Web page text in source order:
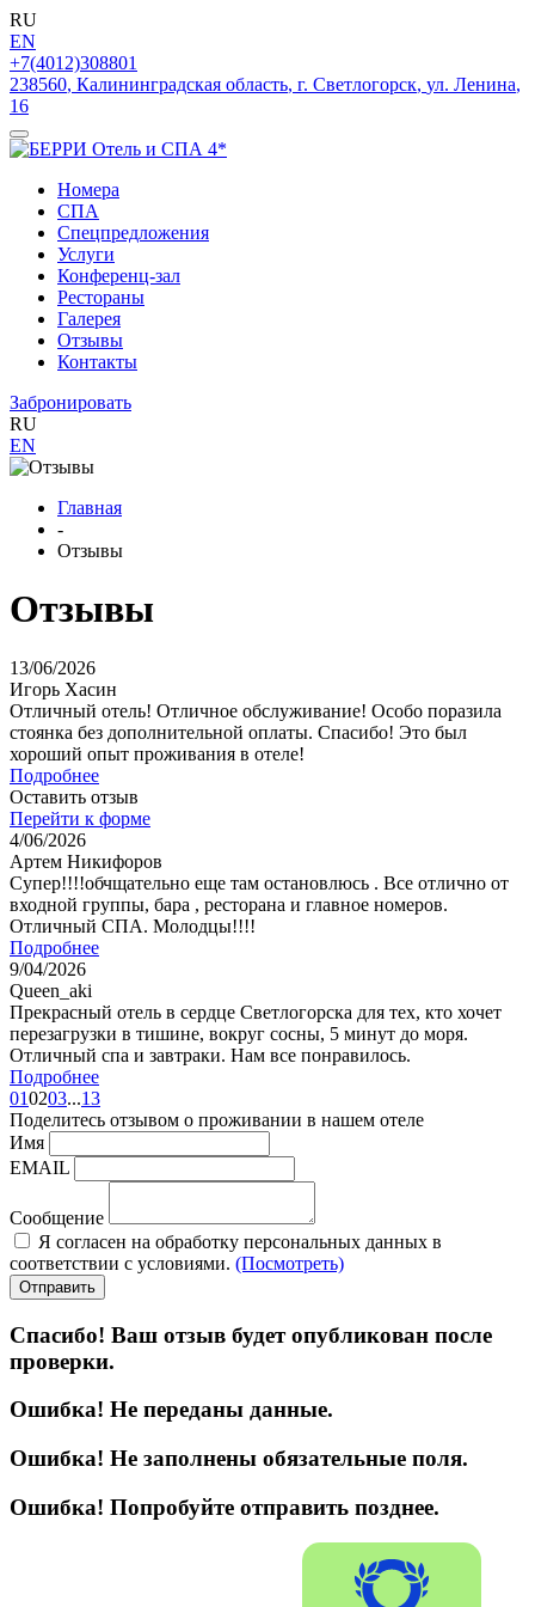
RU
EN
+7(4012)308801
238560, Калининградская область, г. Светлогорск, ул. Ленина,
16
Номера
СПА
Спецпредложения
Услуги
Конференц-зал
Рестораны
Галерея
Отзывы
Контакты
Забронировать
RU
EN
Главная
-
Отзывы
Отзывы
13/06/2026
Игорь Хасин
Отличный отель! Отличное обслуживание! Особо поразила
стоянка без дополнительной оплаты. Спасибо! Это был
хороший опыт проживания в отеле!
Подробнее
Оставить отзыв
Перейти к форме
4/06/2026
Артем Никифоров
Супер!!!!обчщательно еще там остановлюсь . Все отлично от
входной группы, бара , ресторана и главное номеров.
Отличный СПА. Молодцы!!!!
Подробнее
9/04/2026
Queen_aki
Прекрасный отель в сердце Светлогорска для тех, кто хочет
перезагрузки в тишине, вокруг сосны, 5 минут до моря.
Отличный спа и завтраки. Нам все понравилось.
Подробнее
010203...13
Поделитесь отзывом о проживании в нашем отеле
Имя
EMAIL
Сообщение
Я согласен на обработку персональных данных в
соответствии с условиями. (Посмотреть)
Отправить
Спасибо! Ваш отзыв будет опубликован после
проверки.
Ошибка! Не переданы данные.
Ошибка! Не заполнены обязательные поля.
Ошибка! Попробуйте отправить позднее.